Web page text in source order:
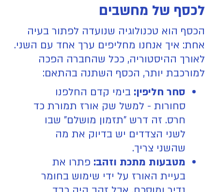
לכסף של מחשבים
הכסף הוא טכנולוגיה שנועדה לפתור בעיה
אחת: איך אנחנו מחליפים ערך אחד עם השני.
לאורך ההיסטוריה, ככל שהחברה הפכה
למורכבת יותר, הכסף השתנה בהתאם:
סחר חליפין: בימי קדם החלפנו
סחורות - למשל שק אורז תמורת כד
חרס. זה דרש "תזמון מושלם" שבו
לשני הצדדים יש בדיוק את מה
שהשני צריך.
מטבעות מתכת וזהב: פתרו את
בעיית האורז על ידי שימוש בחומר